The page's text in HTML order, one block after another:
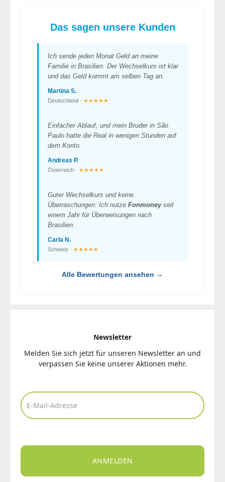
Das sagen unsere Kunden
Ich sende jeden Monat Geld an meine
Familie in Brasilien. Der Wechselkurs ist klar
und das Geld kommt am selben Tag an.
Martina S.
Deutschland · ★★★★★
Einfacher Ablauf, und mein Bruder in São
Paulo hatte die Real in wenigen Stunden auf
dem Konto.
Andreas P.
Österreich · ★★★★★
Guter Wechselkurs und keine
Überraschungen. Ich nutze Fonmoneyseit
einem Jahr für Überweisungen nach
Brasilien.
Carla N.
Schweiz · ★★★★★
Alle Bewertungen ansehen →
Newsletter
Melden Sie sich jetzt für unseren Newsletter an und
verpassen Sie keine unserer Aktionen mehr.
ANMELDEN